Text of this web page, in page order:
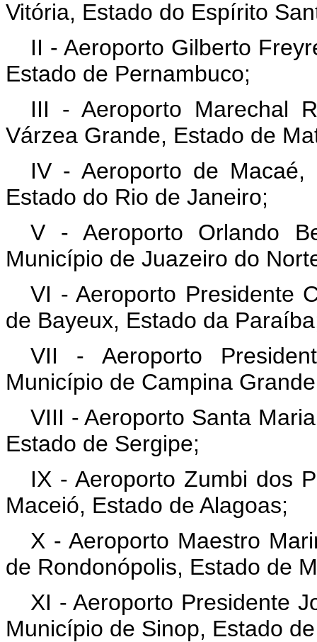
Vitória, Estado do Espírito
II - Aeroporto Gilberto
Estado de Pernambuco;
III - Aeroporto Marechal
Várzea Grande, Estado de
IV - Aeroporto de
Estado do Rio de Janeiro;
V - Aeroporto Orlando
Município de Juazeiro do
VI - Aeroporto Presidente
de Bayeux, Estado da
VII - Aeroporto
Município de Campina
VIII - Aeroporto Santa
Estado de Sergipe;
IX - Aeroporto Zumbi dos
Maceió, Estado de Alagoas;
X - Aeroporto Maestro
de Rondonópolis, Estado de
XI - Aeroporto Presidente
Município de Sinop, Estado